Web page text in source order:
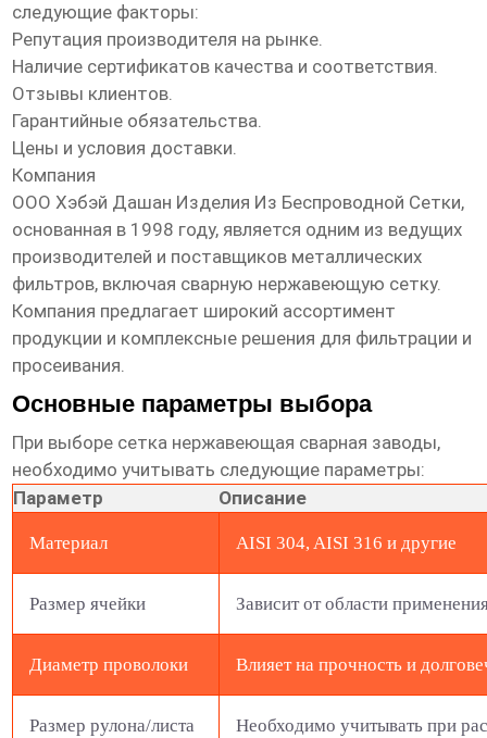
следующие факторы:
Репутация производителя на рынке.
Наличие сертификатов качества и соответствия.
Отзывы клиентов.
Гарантийные обязательства.
Цены и условия доставки.
Компания
ООО Хэбэй Дашан Изделия Из Беспроводной Сетки,
основанная в 1998 году, является одним из ведущих
производителей и поставщиков металлических
фильтров, включая сварную нержавеющую сетку.
Компания предлагает широкий ассортимент
продукции и комплексные решения для фильтрации и
просеивания.
Основные параметры выбора
При выборе сетка нержавеющая сварная заводы,
необходимо учитывать следующие параметры:
Параметр
Описание
Материал AISI 304, AISI 316 и другие
Размер ячейки Зависит от области
Диаметр проволоки Влияет на прочность и
Размер рулона/листа Необходимо учитывать при